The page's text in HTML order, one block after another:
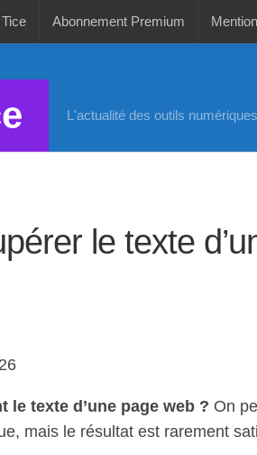
Abonnement Premium
L'actualité des outils
le texte
le texte d’une page web ? On
mais le résultat est rarement